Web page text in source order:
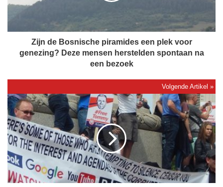
s
e
p
i
r
a
m
i
d
e
Zijn de Bosnische piramides een plek voor
genezing? Deze mensen herstelden spontaan na
een bezoek
Z
o
d
r
a
j
e
d
e